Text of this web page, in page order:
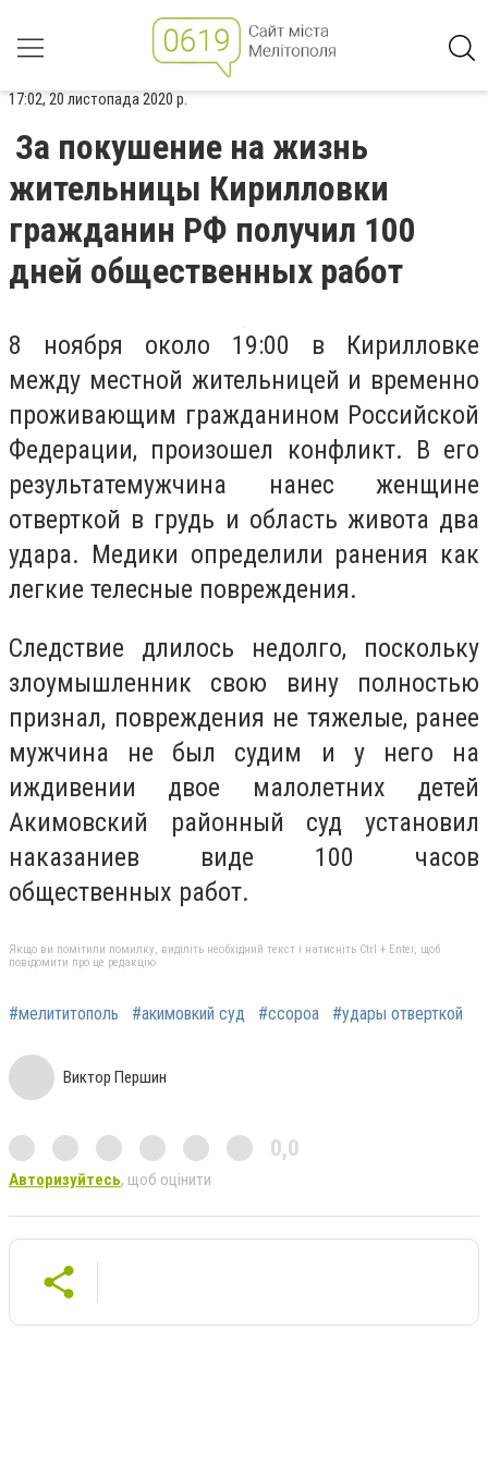
17:02, 20 листопада 2020 р.
За покушение на жизнь
жительницы Кирилловки
гражданин РФ получил 100
дней общественных работ
8 ноября около 19:00 в Кирилловке
между местной жительницей и временно
проживающим гражданином Российской
Федерации, произошел конфликт. В его
результатемужчина нанес женщине
отверткой в грудь и область живота два
удара. Медики определили ранения как
легкие телесные повреждения.
Следствие длилось недолго, поскольку
злоумышленник свою вину полностью
признал, повреждения не тяжелые, ранее
мужчина не был судим и у него на
иждивении двое малолетних детей
Акимовский районный суд установил
наказаниев виде 100 часов
общественных работ.
Якщо ви помітили помилку, виділіть необхідний текст і натисніть Ctrl + Enter, щоб
повідомити про це редакцію
#мелититополь #акимовкий суд #ссороа #удары отверткой
Виктор Першин
0,0
Авторизуйтесь, щоб оцінити